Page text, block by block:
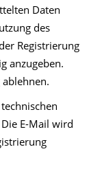
Daten
des
Registrierung
anzugeben.
E-Mail wird